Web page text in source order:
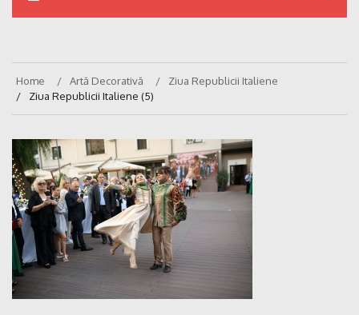
Home Artă Decorativă
Ziua Republicii Italiene
Ziua Republicii Italiene (5)